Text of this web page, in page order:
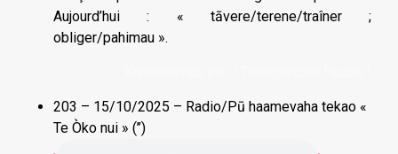
Aujourd’hui : « tāvere/terene/traîner ;
obliger/pahimau ».
203 – 15/10/2025 – Radio/Pū haamevaha tekao «
Te Òko nui » (’’)